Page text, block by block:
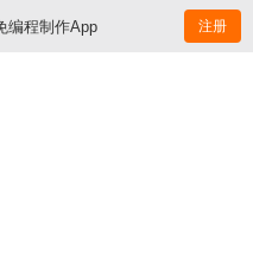
编程制作App 注册